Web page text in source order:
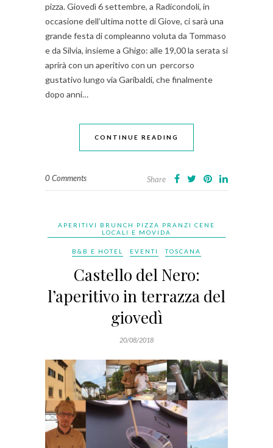
pizza. Giovedì 6 settembre, a Radicondoli, in
occasione dell’ultima notte di Giove, ci sarà una
grande festa di compleanno voluta da Tommaso
e da Silvia, insieme a Ghigo: alle 19,00 la serata si
aprirà con un aperitivo con un percorso
gustativo lungo via Garibaldi, che finalmente
dopo anni…
CONTINUE READING
0 Comments Share
APERITIVI BRUNCH PIZZA PRANZI CENE
LOCALI E MOVIDA
B&B E HOTEL EVENTI TOSCANA
Castello del Nero:
l’aperitivo in terrazza del
giovedì
20/08/2018